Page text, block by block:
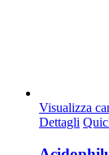
Visualizza
Dettagli